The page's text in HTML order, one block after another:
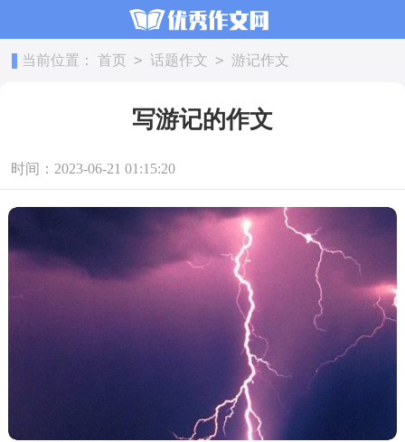
当前位置： 首页 > 话题作文 > 游记作文
写游记的作文
时间：2023-06-21 01:15:20